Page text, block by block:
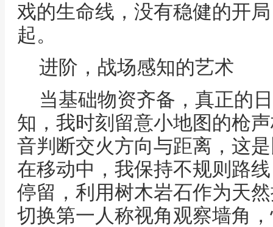
戏的生命线，没有稳健的开
起。
进阶，战场感知的艺术
当基础物资齐备，真正的
知，我时刻留意小地图的枪
音判断交火方向与距离，这
在移动中，我保持不规则路
停留，利用树木岩石作为天
切换第一人称视角观察墙角